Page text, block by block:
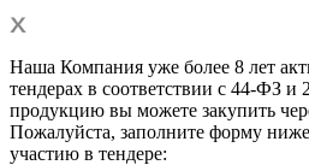
Наша Компания уже более 8 лет
тендерах в соответствии с 44-ФЗ
продукцию вы можете закупить
Пожалуйста, заполните форму
участию в тендере: